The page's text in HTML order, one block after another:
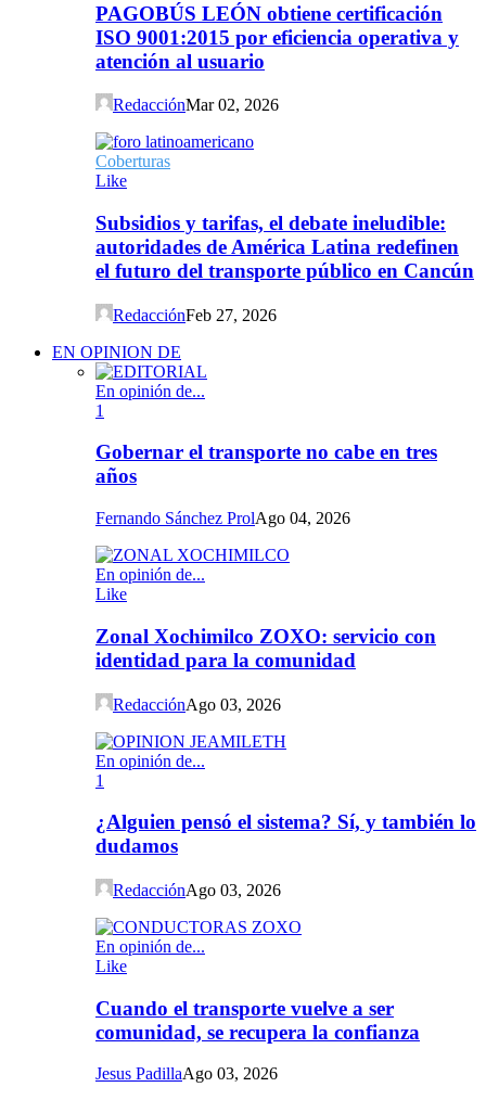
PAGOBÚS LEÓN obtiene certificación
ISO 9001:2015 por eficiencia operativa y
atención al usuario
RedacciónMar 02, 2026
Coberturas
Like
Subsidios y tarifas, el debate ineludible:
autoridades de América Latina redefinen
el futuro del transporte público en Cancún
RedacciónFeb 27, 2026
EN OPINION DE
En opinión de...
1
Gobernar el transporte no cabe en tres
años
Fernando Sánchez ProlAgo 04, 2026
En opinión de...
Like
Zonal Xochimilco ZOXO: servicio con
identidad para la comunidad
RedacciónAgo 03, 2026
En opinión de...
1
¿Alguien pensó el sistema? Sí, y también lo
dudamos
RedacciónAgo 03, 2026
En opinión de...
Like
Cuando el transporte vuelve a ser
comunidad, se recupera la confianza
Jesus PadillaAgo 03, 2026